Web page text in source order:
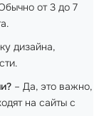
от 3 до 7
дизайна,
– Да, это важно,
на сайты с